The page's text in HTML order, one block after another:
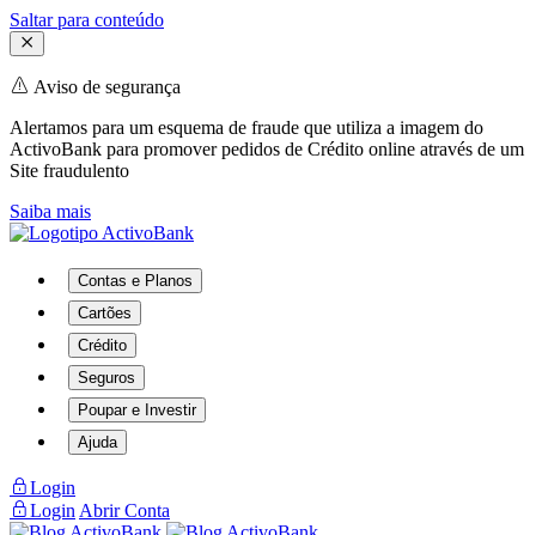
Saltar para conteúdo
Aviso de segurança
Alertamos para um esquema de fraude que utiliza a imagem do
ActivoBank para promover pedidos de Crédito online através de um
Site fraudulento
Saiba mais
Contas e Planos
Cartões
Crédito
Seguros
Poupar e Investir
Ajuda
Login
Login Abrir Conta